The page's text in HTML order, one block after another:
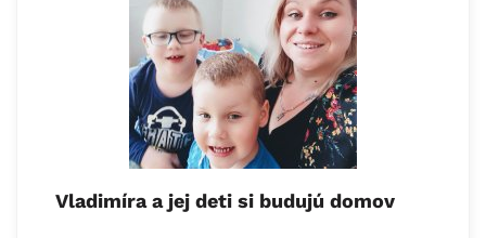
Vladimíra a jej deti si budujú domov